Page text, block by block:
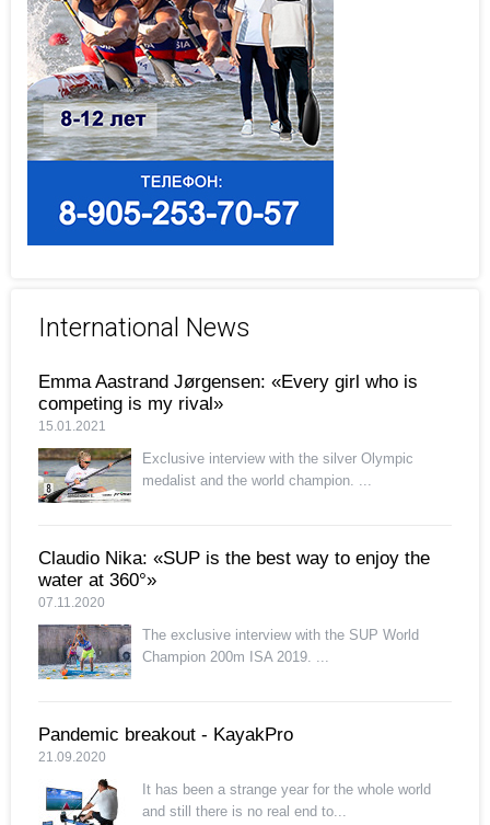
International News
Emma Aastrand Jørgensen: «Every girl who is
competing is my rival»
15.01.2021
Exclusive interview with the silver Olympic
medalist and the world champion. ...
Claudio Nika: «SUP is the best way to enjoy the
water at 360°»
07.11.2020
The exclusive interview with the SUP World
Champion 200m ISA 2019. ...
Pandemic breakout - KayakPro
21.09.2020
It has been a strange year for the whole world
and still there is no real end to...